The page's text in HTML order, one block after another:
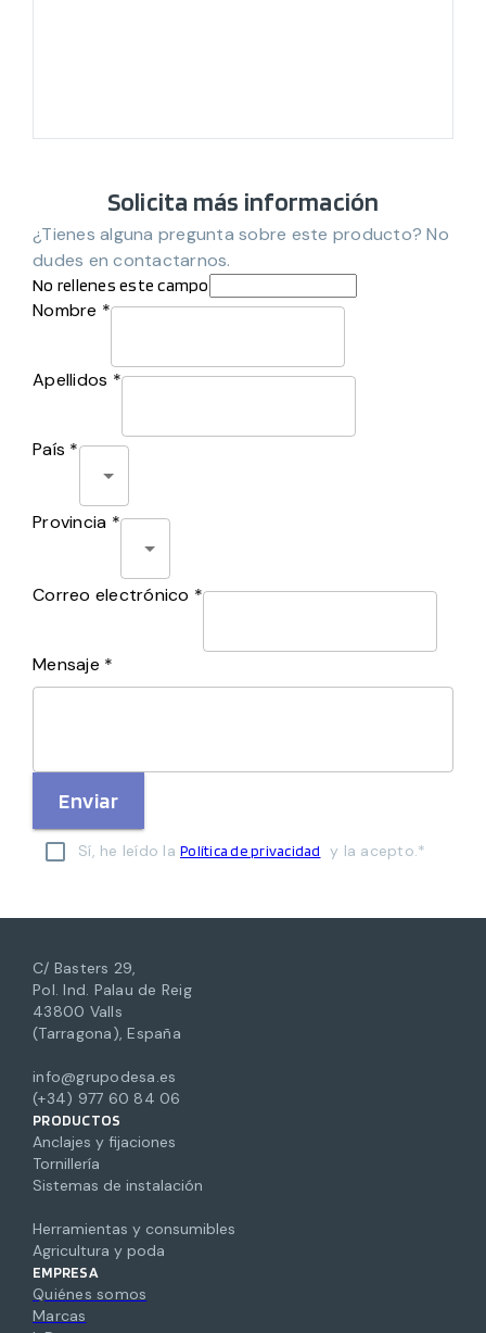
Solicita más información
¿Tienes alguna pregunta sobre este producto? No
dudes en contactarnos.
No rellenes este campo
Nombre *
Apellidos *
País *
Provincia *
Correo electrónico *
Mensaje *
Enviar
Sí, he leído la Política de privacidad y la acepto.*
C/ Basters 29,
Pol. Ind. Palau de Reig
43800 Valls
(Tarragona), España
info@grupodesa.es
(+34) 977 60 84 06
PRODUCTOS
Anclajes y fijaciones
Tornillería
Sistemas de instalación
Herramientas y consumibles
Agricultura y poda
EMPRESA
Quiénes somos
Marcas